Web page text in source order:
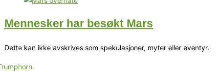
Mennesker har besøkt Mars
Dette kan ikke avskrives som spekulasjoner, myter eller eventyr.